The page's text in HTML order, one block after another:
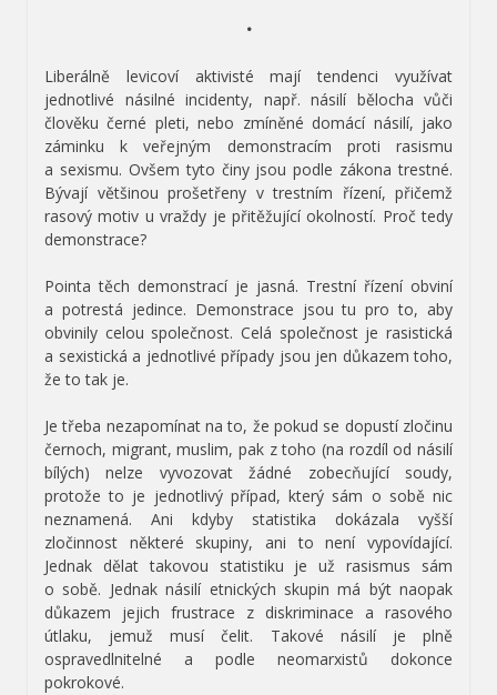
•
Liberálně levicoví aktivisté mají tendenci využívat
jednotlivé násilné incidenty, např. násilí bělocha vůči
člověku černé pleti, nebo zmíněné domácí násilí, jako
záminku k veřejným demonstracím proti rasismu
a sexismu. Ovšem tyto činy jsou podle zákona trestné.
Bývají většinou prošetřeny v trestním řízení, přičemž
rasový motiv u vraždy je přitěžující okolností. Proč tedy
demonstrace?
Pointa těch demonstrací je jasná. Trestní řízení obviní
a potrestá jedince. Demonstrace jsou tu pro to, aby
obvinily celou společnost. Celá společnost je rasistická
a sexistická a jednotlivé případy jsou jen důkazem toho,
že to tak je.
Je třeba nezapomínat na to, že pokud se dopustí zločinu
černoch, migrant, muslim, pak z toho (na rozdíl od násilí
bílých) nelze vyvozovat žádné zobecňující soudy,
protože to je jednotlivý případ, který sám o sobě nic
neznamená. Ani kdyby statistika dokázala vyšší
zločinnost některé skupiny, ani to není vypovídající.
Jednak dělat takovou statistiku je už rasismus sám
o sobě. Jednak násilí etnických skupin má být naopak
důkazem jejich frustrace z diskriminace a rasového
útlaku, jemuž musí čelit. Takové násilí je plně
ospravedlnitelné a podle neomarxistů dokonce
pokrokové.